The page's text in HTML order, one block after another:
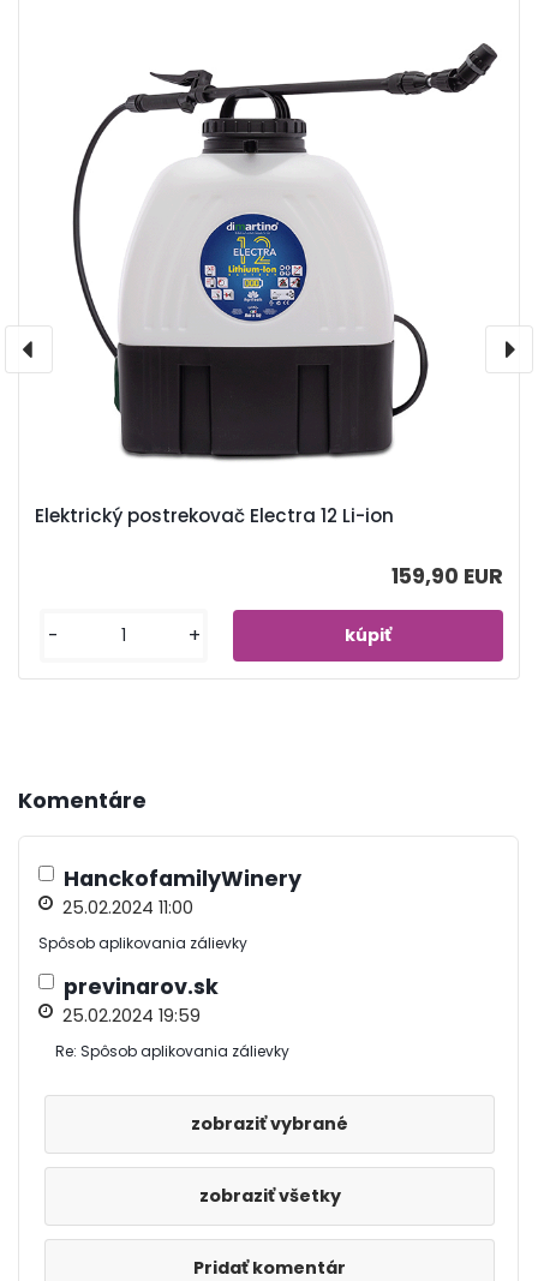
Elektrický postrekovač Electra 12 Li-ion
159,90 EUR
- +
Komentáre
Spôsob aplikovania zálievky
HanckofamilyWinery
25.02.2024 11:00
Re: Spôsob aplikovania zálievky
previnarov.sk
25.02.2024 19:59
zobraziť všetky
Pridať komentár